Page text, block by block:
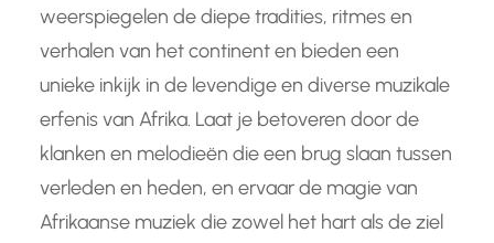
weerspiegelen de diepe tradities, ritmes en
verhalen van het continent en bieden een
unieke inkijk in de levendige en diverse muzikale
erfenis van Afrika. Laat je betoveren door de
klanken en melodieën die een brug slaan tussen
verleden en heden, en ervaar de magie van
Afrikaanse muziek die zowel het hart als de ziel